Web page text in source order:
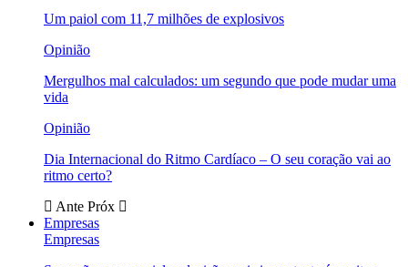
Um paiol com 11,7 milhões de explosivos
Opinião
Mergulhos mal calculados: um segundo que pode mudar uma
vida
Opinião
Dia Internacional do Ritmo Cardíaco – O seu coração vai ao
ritmo certo?
Ante Próx
Empresas
Empresas